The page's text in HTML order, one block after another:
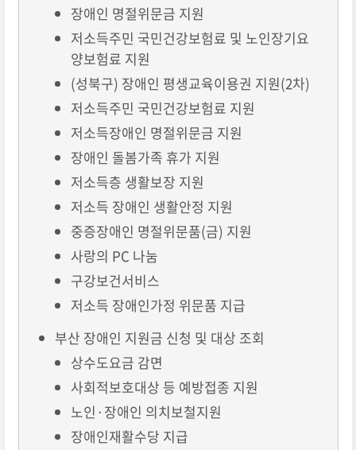
장애인 명절위문금 지원
저소득주민 국민건강보험료 및 노인장기요
양보험료 지원
(성북구) 장애인 평생교육이용권 지원(2차)
저소득주민 국민건강보험료 지원
저소득장애인 명절위문금 지원
장애인 돌봄가족 휴가 지원
저소득층 생활보장 지원
저소득 장애인 생활안정 지원
중증장애인 명절위문품(금) 지원
사랑의 PC 나눔
구강보건서비스
저소득 장애인가정 위문품 지급
부산 장애인 지원금 신청 및 대상 조회
상수도요금 감면
사회적보호대상 등 예방접종 지원
노인·장애인 의치보철지원
장애인재활수당 지급